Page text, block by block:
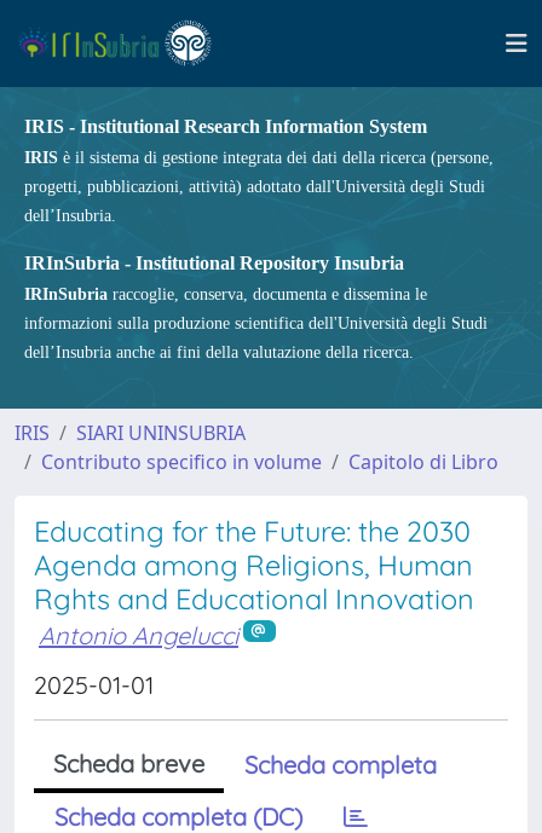
IRIS - Institutional Research Information System
IRIS è il sistema di gestione integrata dei dati della ricerca (persone,
progetti, pubblicazioni, attività) adottato dall'Università degli Studi
dell’Insubria.
IRInSubria - Institutional Repository Insubria
IRInSubria raccoglie, conserva, documenta e dissemina le
informazioni sulla produzione scientifica dell'Università degli Studi
dell’Insubria anche ai fini della valutazione della ricerca.
IRIS
SIARI UNINSUBRIA
Contributo specifico in volume
Capitolo di Libro
Educating for the Future: the 2030
Agenda among Religions, Human
Rghts and Educational Innovation
Antonio Angelucci
2025-01-01
Scheda breve
Scheda completa
Scheda completa (DC)